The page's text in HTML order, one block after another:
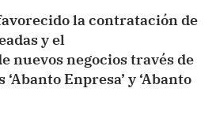
la contratación de
y el
nuevos negocios través de
Enpresa’ y ‘Abanto